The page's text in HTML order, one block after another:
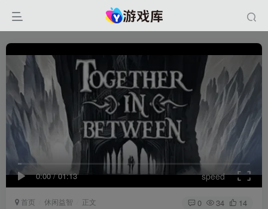
0:00/01:13 speed
首页 休闲益智 正文 0 34 14